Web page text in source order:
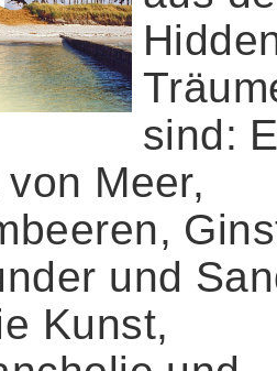
sind:
Meer,
und
Kunst,